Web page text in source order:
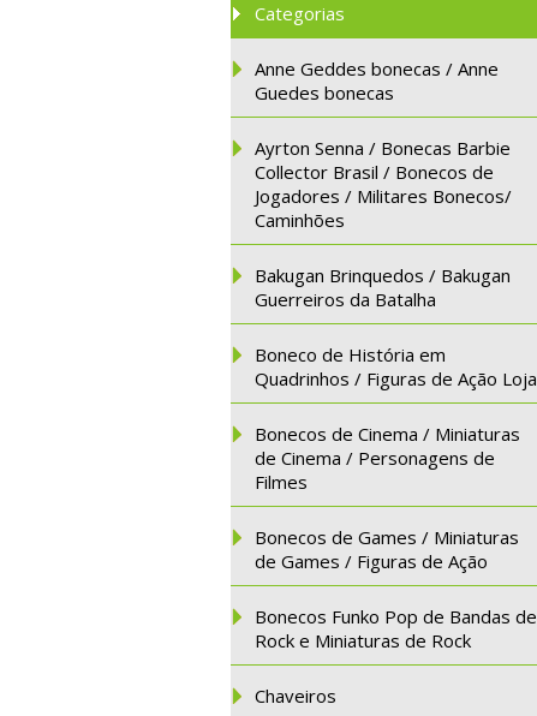
Categorias
Anne Geddes bonecas / Anne
Guedes bonecas
Ayrton Senna / Bonecas Barbie
Collector Brasil / Bonecos de
Jogadores / Militares Bonecos/
Caminhões
Bakugan Brinquedos / Bakugan
Guerreiros da Batalha
Boneco de História em
Quadrinhos / Figuras de Ação Loja
Bonecos de Cinema / Miniaturas
de Cinema / Personagens de
Filmes
Bonecos de Games / Miniaturas
de Games / Figuras de Ação
Bonecos Funko Pop de Bandas de
Rock e Miniaturas de Rock
Chaveiros